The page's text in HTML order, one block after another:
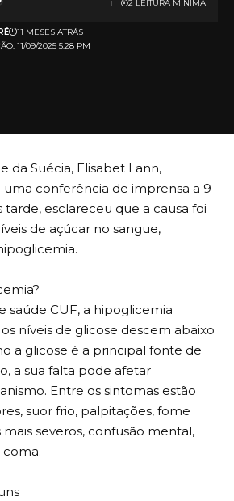
11/09/2025 5:28 PM
11 MESES ATRÁS
2 LEITURA MÍNIMA
da Suécia, Elisabet Lann,
conferência de imprensa a 9
tarde, esclareceu que a causa foi
de açúcar no sangue,
saúde CUF, a hipoglicemia
níveis de glicose descem abaixo
a glicose é a principal fonte de
a sua falta pode afetar
Entre os sintomas estão
suor frio, palpitações, fome
severos, confusão mental,
coma.